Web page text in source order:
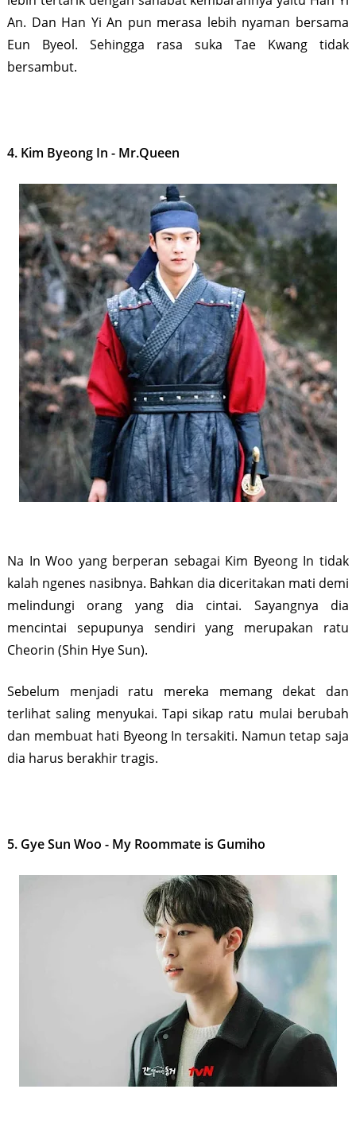
An. Dan Han Yi An pun merasa lebih nyaman bersama
Eun Byeol. Sehingga rasa suka Tae Kwang tidak
bersambut.
4. Kim Byeong In - Mr.Queen
Na In Woo yang berperan sebagai Kim Byeong In tidak
kalah ngenes nasibnya. Bahkan dia diceritakan mati demi
melindungi orang yang dia cintai. Sayangnya dia
mencintai sepupunya sendiri yang merupakan ratu
Cheorin (Shin Hye Sun).
Sebelum menjadi ratu mereka memang dekat dan
terlihat saling menyukai. Tapi sikap ratu mulai berubah
dan membuat hati Byeong In tersakiti. Namun tetap saja
dia harus berakhir tragis.
5. Gye Sun Woo - My Roommate is Gumiho